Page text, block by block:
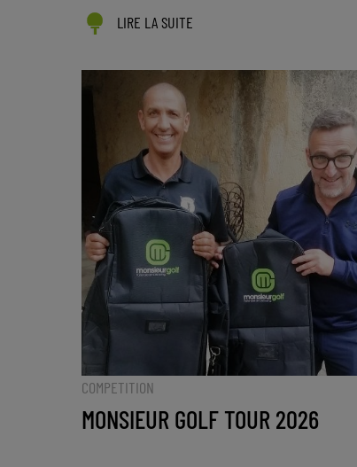
LIRE LA SUITE
COMPETITION
MONSIEUR GOLF TOUR 2026